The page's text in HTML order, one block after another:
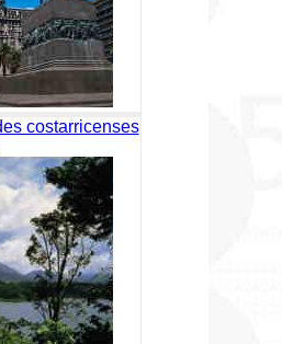
costarricenses